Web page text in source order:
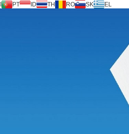
PT ID TH RO SK EL